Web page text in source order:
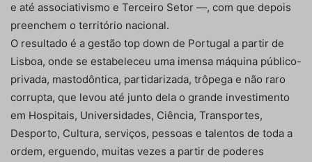
e até associativismo e Terceiro Setor —, com que depois
preenchem o território nacional.
O resultado é a gestão top down de Portugal a partir de
Lisboa, onde se estabeleceu uma imensa máquina público-
privada, mastodôntica, partidarizada, trôpega e não raro
corrupta, que levou até junto dela o grande investimento
em Hospitais, Universidades, Ciência, Transportes,
Desporto, Cultura, serviços, pessoas e talentos de toda a
ordem, erguendo, muitas vezes a partir de poderes